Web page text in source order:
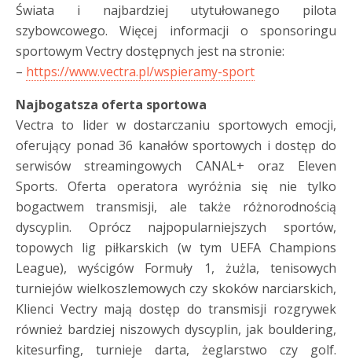
Świata i najbardziej utytułowanego pilota
szybowcowego. Więcej informacji o sponsoringu
sportowym Vectry dostępnych jest na stronie:
– https://www.vectra.pl/wspieramy-sport
Najbogatsza oferta sportowa
Vectra to lider w dostarczaniu sportowych emocji,
oferujący ponad 36 kanałów sportowych i dostęp do
serwisów streamingowych CANAL+ oraz Eleven
Sports. Oferta operatora wyróżnia się nie tylko
bogactwem transmisji, ale także różnorodnością
dyscyplin. Oprócz najpopularniejszych sportów,
topowych lig piłkarskich (w tym UEFA Champions
League), wyścigów Formuły 1, żużla, tenisowych
turniejów wielkoszlemowych czy skoków narciarskich,
Klienci Vectry mają dostęp do transmisji rozgrywek
również bardziej niszowych dyscyplin, jak bouldering,
kitesurfing, turnieje darta, żeglarstwo czy golf.